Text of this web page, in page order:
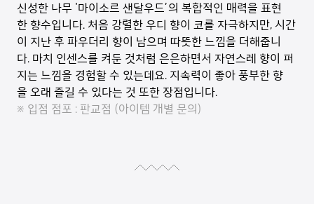
신성한 나무 '마이소르 샌달우드’의 복합적인 매력을 표현
한 향수입니다. 처음 강렬한 우디 향이 코를 자극하지만, 시간
이 지난 후 파우더리 향이 남으며 따뜻한 느낌을 더해줍니
다. 마치 인센스를 켜둔 것처럼 은은하면서 자연스레 향이 퍼
지는 느낌을 경험할 수 있는데요. 지속력이 좋아 풍부한 향
을 오래 즐길 수 있다는 것 또한 장점입니다.
※ 입점 점포 : 판교점 (아이템 개별 문의)